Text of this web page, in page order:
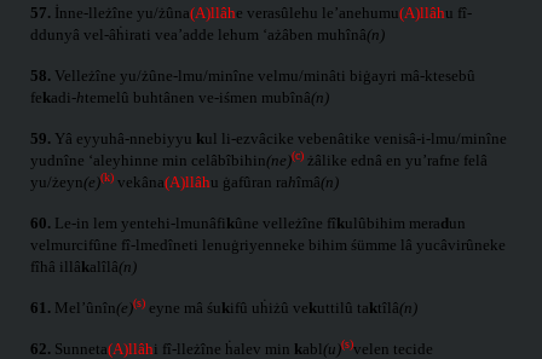
57. İnne-lleżîne yu/żûna(A)llâhe verasûlehu le’anehumu(A)llâhu fî-
ddunyâ vel-âḣirati vea’adde lehum ‘ażâben muhînâ(n)
58. Velleżîne yu/żûne-lmu/minîne velmu/minâti biġayri mâ-ktesebû
fekadi-htemelû buhtânen ve-iśmen mubînâ(n)
59. Yâ eyyuhâ-nnebiyyu kul li-ezvâcike vebenâtike venisâ-i-lmu/minîne
yudnîne ‘aleyhinne min celâbîbihin(ne)(c)żâlike ednâ en yu’rafne felâ
yu/żeyn(e)(k)vekâna(A)llâhu ġafûran rahîmâ(n)
60. Le-in lem yentehi-lmunâfi kûne velleżîne fîkulûbihim meradun
velmurcifûne fî-lmedîneti lenuġriyenneke bihim śümme lâ yucâvirûneke
fîhâ illâkalîlâ(n)
61. Mel’ûnîn(e)(s)eyne mâ śu kifû uḣiżû vekuttilû taktîlâ(n)
62. Sunneta(A)llâhi fî-lleżîne ḣalev min kabl(u)(s)velen tecide